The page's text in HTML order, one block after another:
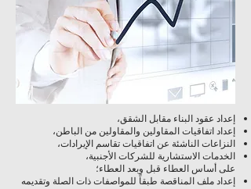
إعداد عقود البناء مقابل الشقق،
إعداد اتفاقيات المقاولين والمقاولين من الباطن،
النزاعات الناشئة عن اتفاقيات تقاسم الإيرادات،
الخدمات الاستشارية للشركات الأجنبية،
على أساس العطاء قبل وبعد العطاء؛
إعداد ملف المناقصة طبقاً للمواصفات ذات الصلة وتقديمه